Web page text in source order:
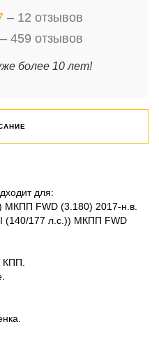
– 12 отзывов
– 459 отзывов
более 10 лет!
для:
МКПП FWD (3.180) 2017-н.в.
(140/177 л.с.)) МКПП FWD
КПП.